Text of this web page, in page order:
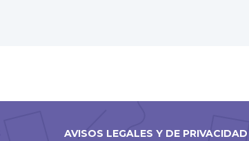
AVISOS LEGALES Y DE PRIVACIDAD